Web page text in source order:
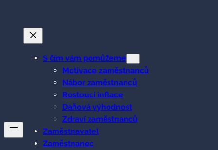
S čím vám pomůžeme
Motivace zaměstnanců
Nábor zaměstnanců
Rostoucí inflace
Daňová výhodnost
Zdraví zaměstnanců
Zaměstnavatel
Zaměstnanec